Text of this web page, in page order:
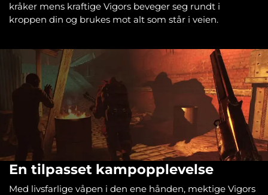
kråker mens kraftige Vigors beveger seg rundt i
kroppen din og brukes mot alt som står i veien.
En tilpasset kampopplevelse
Med livsfarlige våpen i den ene hånden, mektige Vigors